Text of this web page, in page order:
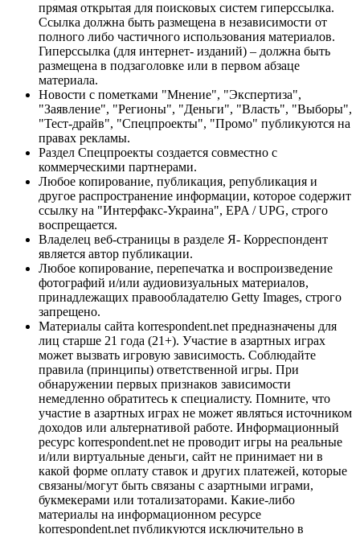
прямая открытая для поисковых систем гиперссылка.
Ссылка должна быть размещена в независимости от
полного либо частичного использования материалов.
Гиперссылка (для интернет- изданий) – должна быть
размещена в подзаголовке или в первом абзаце
материала.
Новости с пометками "Мнение", "Экспертиза",
"Заявление", "Регионы", "Деньги", "Власть", "Выборы",
"Тест-драйв", "Спецпроекты", "Промо" публикуются на
правах рекламы.
Раздел Спецпроекты создается совместно с
коммерческими партнерами.
Любое копирование, публикация, републикация и
другое распространение информации, которое содержит
ссылку на "Интерфакс-Украина", EPA / UPG, строго
воспрещается.
Владелец веб-страницы в разделе Я- Корреспондент
является автор публикации.
Любое копирование, перепечатка и воспроизведение
фотографий и/или аудиовизуальных материалов,
принадлежащих правообладателю Getty Images, строго
запрещено.
Материалы сайта korrespondent.net предназначены для
лиц старше 21 года (21+). Участие в азартных играх
может вызвать игровую зависимость. Соблюдайте
правила (принципы) ответственной игры. При
обнаружении первых признаков зависимости
немедленно обратитесь к специалисту. Помните, что
участие в азартных играх не может являться источником
доходов или альтернативой работе. Информационный
ресурс korrespondent.net не проводит игры на реальные
и/или виртуальные деньги, сайт не принимает ни в
какой форме оплату ставок и других платежей, которые
связаны/могут быть связаны с азартными играми,
букмекерами или тотализаторами. Какие-либо
материалы на информационном ресурсе
korrespondent.net публикуются исключительно в